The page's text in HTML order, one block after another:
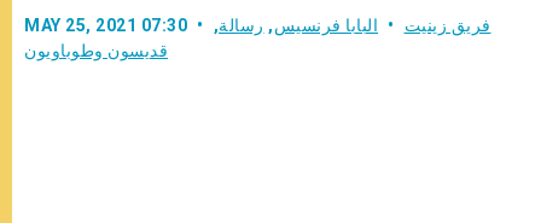
MAY 25, 2021 07:30 فريق زينيت البابا فرنسيس, رسالة,
قديسون وطوباويون